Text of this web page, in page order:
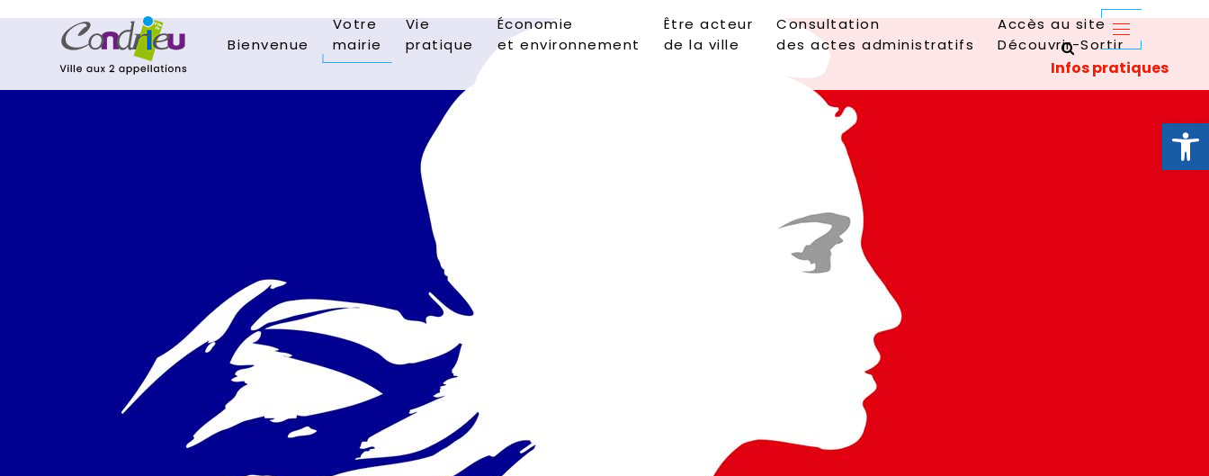
Ouvrir
Bienvenue
Votre
mairie
Vie
pratique
Économie
et environnement
Être acteur
de la ville
Consultation
des actes administratifs
Accès au site
Découvrir-Sortir